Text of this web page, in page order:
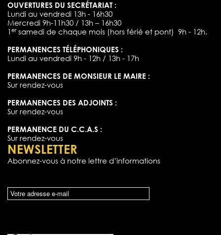
OUVERTURES DU SECRÉTARIAT :
Lundi au vendredi 13h - 16h30
Mercredi 9h-11h30 / 13h – 16h30
1 ersamedi de chaque mois (hors férié et pont) 9h - 12h.
PERMANENCES TÉLÉPHONIQUES :
Lundi au vendredi 9h - 12h / 13h - 17h
PERMANENCES DE MONSIEUR LE MAIRE :
Sur rendez-vous
PERMANENCES DES ADJOINTS :
Sur rendez-vous
PERMANENCE DU C.C.A.S :
Sur rendez-vous
NEWSLETTER
Abonnez-vous à notre lettre d’informations